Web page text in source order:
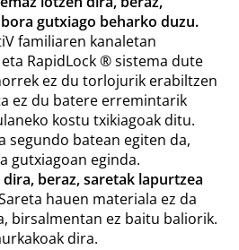
gutxiago beharko duzu.
familiaren kanaletan
RapidLock ® sistema dute
ez du torlojurik erabiltzen
ez du batere erremintarik
kostu txikiagoak ditu.
segundo batean egiten da,
gutxiagoan eginda.
beraz, saretak lapurtzea
hauen materiala ez da
birsalmentan ez baitu baliorik.
dira.